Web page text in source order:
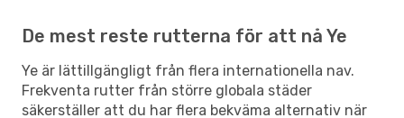
De mest reste rutterna för att nå Ye
Ye är lättillgängligt från flera internationella nav.
Frekventa rutter från större globala städer
säkerställer att du har flera bekväma alternativ när